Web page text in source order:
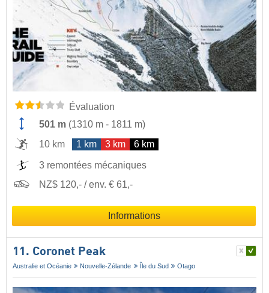
Évaluation
501 m (1310 m - 1811 m)
10 km
1 km 3 km 6 km
3 remontées mécaniques
NZ$ 120,- / env. € 61,-
Informations
11. Coronet Peak
Australie et Océanie Nouvelle-Zélande Île du Sud Otago